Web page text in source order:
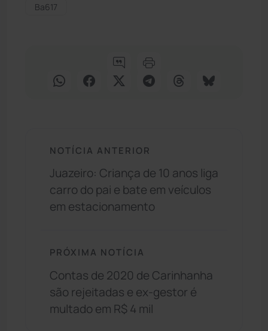
Ba617
NOTÍCIA ANTERIOR
Juazeiro: Criança de 10 anos liga
carro do pai e bate em veículos
em estacionamento
PRÓXIMA NOTÍCIA
Contas de 2020 de Carinhanha
são rejeitadas e ex-gestor é
multado em R$ 4 mil